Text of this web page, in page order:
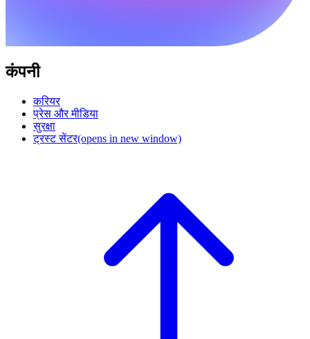
कंपनी
करियर
प्रेस और मीडिया
सुरक्षा
ट्रस्ट सेंटर(opens in new window)